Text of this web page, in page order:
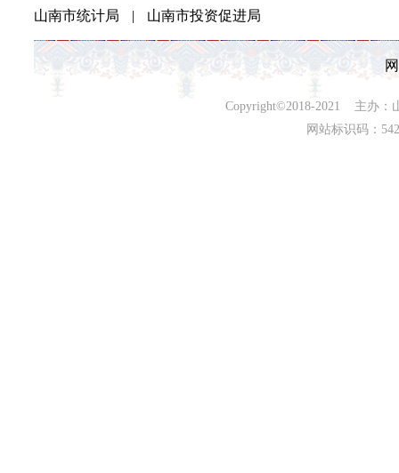
山南市统计局 | 山南市投资促进局
Copyright©2018-2021 主办：
网站标识码：